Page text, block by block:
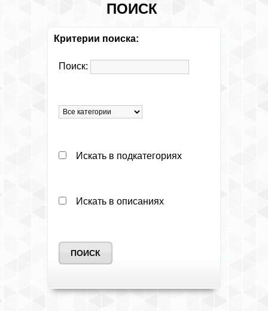
ПОИСК
Критерии поиска:
Поиск:
Искать в подкатегориях
Искать в описаниях